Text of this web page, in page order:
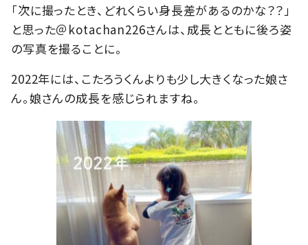
「次に撮ったとき、どれくらい身長差があるのかな？？」
と思った＠kotachan226さんは、成長とともに後ろ姿
の写真を撮ることに。
2022年には、こたろうくんよりも少し大きくなった娘さ
ん。娘さんの成長を感じられますね。